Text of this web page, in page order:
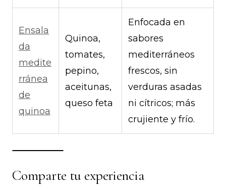
Ensala
da
medite
rránea
de
quinoa
Quinoa,
tomates,
pepino,
aceitunas,
queso feta
Enfocada en
sabores
mediterráneos
frescos, sin
verduras asadas
ni cítricos; más
crujiente y frío.
Comparte tu experiencia